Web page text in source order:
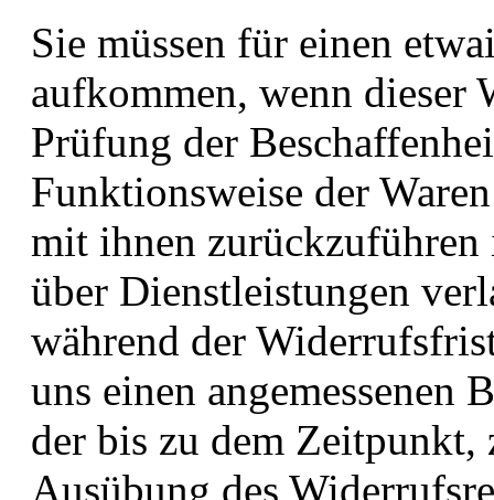
Sie müssen für einen
aufkommen, wenn dieser
Prüfung der
Funktionsweise der
mit ihnen zurückzuführen
über Dienstleistungen
während der
uns einen angemessenen
der bis zu dem Zeitpunkt,
Ausübung des